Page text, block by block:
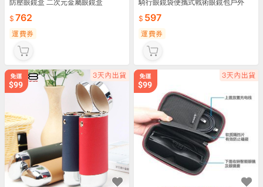
防壓眼鏡盒 二次元金屬眼鏡盒
762
運費券
騎行眼鏡袋便攜式戰術眼鏡包戶外
597
運費券